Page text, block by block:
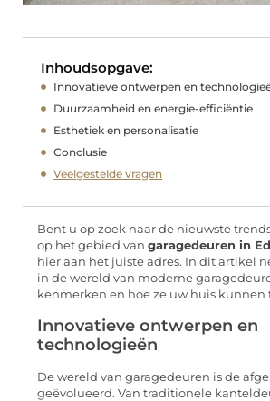
Inhoudsopgave:
Innovatieve ontwerpen en
Duurzaamheid en energie-efficiëntie
Esthetiek en personalisatie
Conclusie
Veelgestelde vragen
Bent u op zoek naar de nieuwste
op het gebied van garagedeuren in
hier aan het juiste adres. In dit artikel
in de wereld van moderne
kenmerken en hoe ze uw huis kunnen
Innovatieve ontwerpen en
technologieën
De wereld van garagedeuren is de
geëvolueerd. Van traditionele